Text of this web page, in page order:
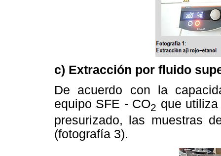
c) Extracción por fluido
De acuerdo con la
equipo SFE - CO2 que
presurizado, las muestras
(fotografía 3).